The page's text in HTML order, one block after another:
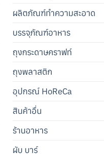
ผลิตภัณฑ์ทำความสะอาด
บรรจุภัณฑ์อาหาร
ถุงกระดาษคราฟท์
ถุงพลาสติก
อุปกรณ์ HoReCa
สินค้าอื่น
ร้านอาหาร
ผับ บาร์